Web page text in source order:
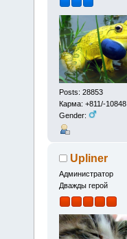
Posts: 28853
Карма: +811/-10848
Gender:
Upliner
Администратор
Дважды герой